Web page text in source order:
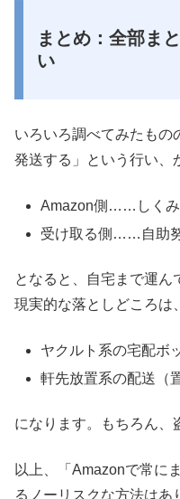
まとめ：全部ま
い
いろいろ調べてみたもの
発送する」という行い、
Amazon側……しくみ
受け取る側……自助
となると、自宅まで運ん
現実的な落としどころは、
ヤクルト系の宅配ボ
軒先放置系の配送（
になります。もちろん、
以上、「Amazonで常に
るノーリスクな方法はあ